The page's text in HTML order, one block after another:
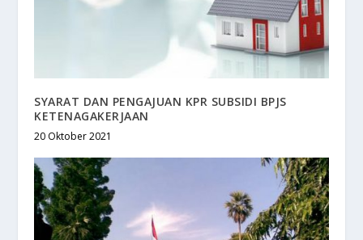
SYARAT DAN PENGAJUAN KPR SUBSIDI BPJS
KETENAGAKERJAAN
20 Oktober 2021